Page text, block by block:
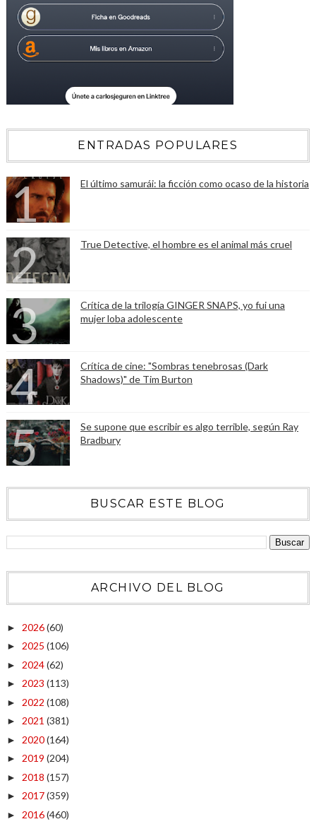
ENTRADAS POPULARES
El último samurái: la ficción como ocaso de la historia
True Detective, el hombre es el animal más cruel
Crítica de la trilogía GINGER SNAPS, yo fui una
mujer loba adolescente
Crítica de cine: "Sombras tenebrosas (Dark
Shadows)" de Tim Burton
Se supone que escribir es algo terrible, según Ray
Bradbury
BUSCAR ESTE BLOG
ARCHIVO DEL BLOG
► 2026(60)
► 2025 (106)
► 2024(62)
► 2023 (113)
► 2022 (108)
► 2021 (381)
► 2020(164)
► 2019 (204)
► 2018 (157)
► 2017(359)
► 2016(460)